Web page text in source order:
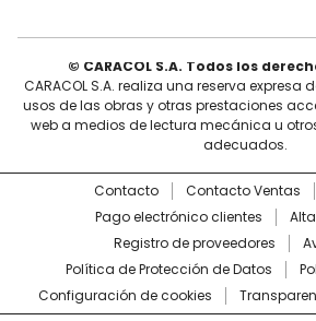
© CARACOL S.A. Todos los
CARACOL S.A. realiza una reserva expresa
usos de las obras y otras prestaciones
web a medios de lectura mecánica u
adecuados.
Contacto Contacto Ventas
Pago electrónico clientes
Registro de proveedores
Política de Protección de Datos
Configuración de cookies